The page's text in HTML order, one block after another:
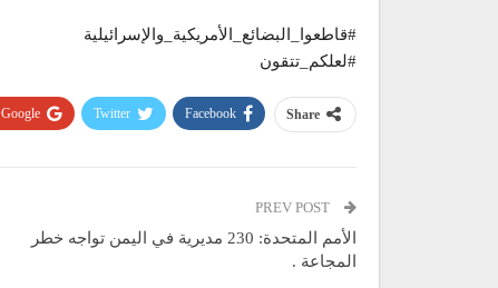
#قاطعوا_البضائع_الأمريكية_والإسرائيلية
#لعلكم_تتقون
Share
Facebook
Twitter
Google+
الأمم المتحدة: 230 مديرية في اليمن تواجه خطر
المجاعة .